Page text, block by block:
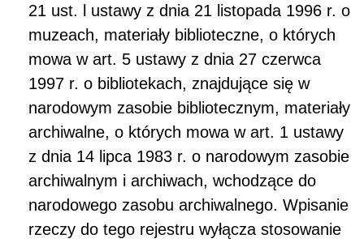
21 ust. l ustawy z dnia 21 listopada 1996 r. o
muzeach, materiały biblioteczne, o których
mowa w art. 5 ustawy z dnia 27 czerwca
1997 r. o bibliotekach, znajdujące się w
narodowym zasobie bibliotecznym, materiały
archiwalne, o których mowa w art. 1 ustawy
z dnia 14 lipca 1983 r. o narodowym zasobie
archiwalnym i archiwach, wchodzące do
narodowego zasobu archiwalnego. Wpisanie
rzeczy do tego rejestru wyłącza stosowanie